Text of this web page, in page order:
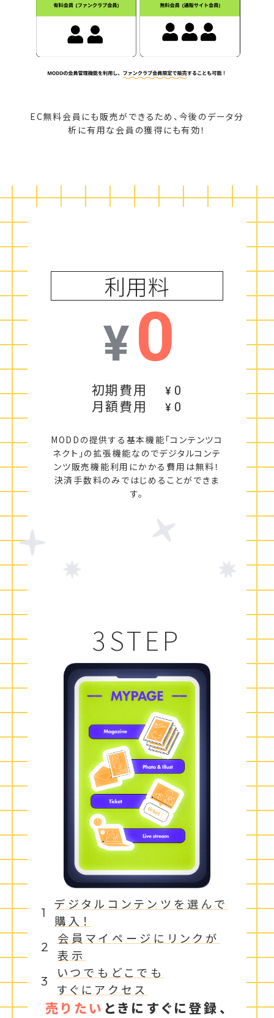
EC無料会員にも販売ができるため、今後のデータ分
析に有用な会員の獲得にも有効！
利用料
¥0
初期費用 ¥ 0
月額費用
¥ 0
MODDの提供する基本機能「コンテンツコ
ネクト」の拡張機能なのでデジタルコンテ
ンツ販売機能利用にかかる 費用は無料！
決済手数料のみではじめることができま
す。
3STEP
1
デジタルコンテンツを選んで
購入！
2
会員マイページにリンクが
表示
3
いつでもどこでも
すぐにアクセス
売りたい ときに すぐに 登録、